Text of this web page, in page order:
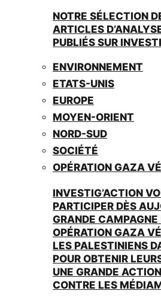
NOTRE SÉLECTION
ARTICLES
PUBLIÉS SUR
ENVIRONNEMENT
ETATS-UNIS
EUROPE
MOYEN-ORIENT
NORD-SUD
SOCIÉTÉ
OPÉRATION GAZA
INVESTIG’ACTION
PARTICIPER DÈS
GRANDE
OPÉRATION GAZA
LES PALESTINIENS
POUR OBTENIR
UNE GRANDE
CONTRE LES